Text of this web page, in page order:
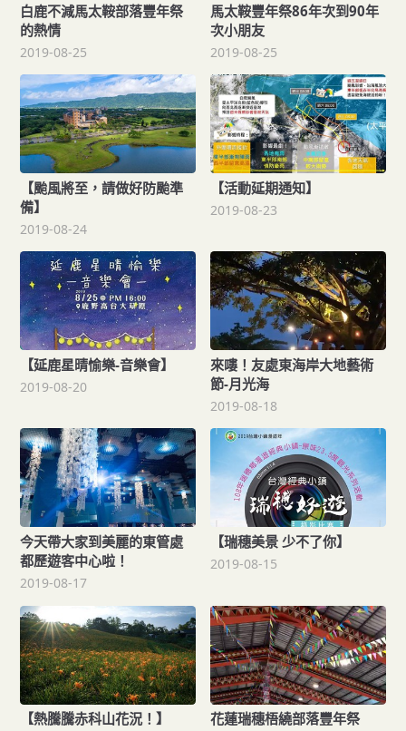
白鹿不減馬太鞍部落豐年祭
的熱情
2019-08-25
馬太鞍豐年祭86年次到90年
次小朋友
2019-08-25
【颱風將至，請做好防颱準
備】
2019-08-24
【活動延期通知】
2019-08-23
【延鹿星晴愉樂-音樂會】
2019-08-20
來嘍！友處東海岸大地藝術
節-月光海
2019-08-18
今天帶大家到美麗的東管處
都歷遊客中心啦！
2019-08-17
【瑞穗美景 少不了你】
2019-08-15
【熱騰騰赤科山花況！】 花蓮瑞穗梧繞部落豐年祭